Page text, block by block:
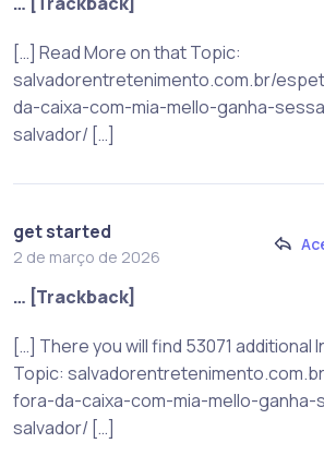
[…] Read More on that Topic:
salvadorentretenimento.com.br/
da-caixa-com-mia-mello-ganha-
salvador/ […]
get started
2 de março de 2026
… [Trackback]
[…] There you will find 53071
Topic:
fora-da-caixa-com-mia-mello-
salvador/ […]